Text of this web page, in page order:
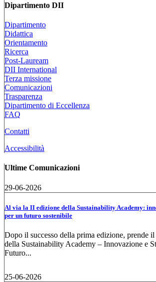
Dipartimento DII
Dipartimento
Didattica
Orientamento
Ricerca
Post-Lauream
DII International
Terza missione
Comunicazioni
Trasparenza
Dipartimento di Eccellenza
FAQ
Contatti
Accessibilità
Ultime Comunicazioni
29-06-2026
Al via la II edizione della Sustainability Academy:
per un futuro sostenibile
Dopo il successo della prima edizione, prende
della Sustainability Academy – Innovazione e
Futuro...
25-06-2026